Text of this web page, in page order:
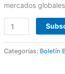
mercados
Categorías: Boletín